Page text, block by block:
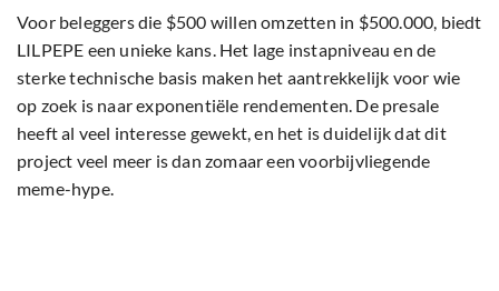
Voor beleggers die $500 willen omzetten in $500.000, biedt
LILPEPE een unieke kans. Het lage instapniveau en de
sterke technische basis maken het aantrekkelijk voor wie
op zoek is naar exponentiële rendementen. De presale
heeft al veel interesse gewekt, en het is duidelijk dat dit
project veel meer is dan zomaar een voorbijvliegende
meme-hype.